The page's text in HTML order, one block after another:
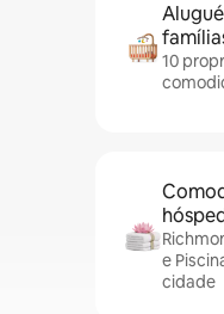
10
e
cidade